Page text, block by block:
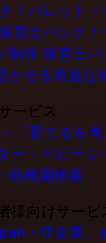
！パレット -
保育士バンク
制作 保育士
かせる有益な
ービス
「育てるを
ー - ベビーシ
幼稚園検索
様向けサービ
- IT企業、